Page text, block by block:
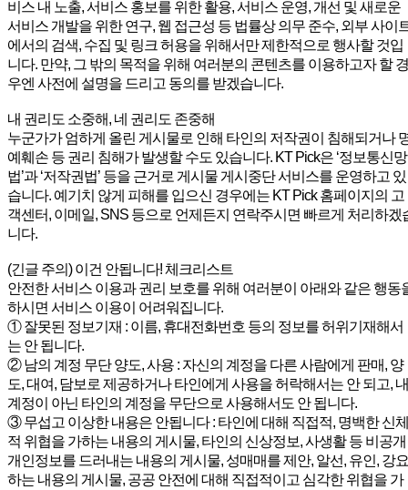
비스 내 노출, 서비스 홍보를 위한 활용, 서비스 운영, 개선 및 새로운
서비스 개발을 위한 연구, 웹 접근성 등 법률상 의무 준수, 외부 사이
에서의 검색, 수집 및 링크 허용을 위해서만 제한적으로 행사할 것입
니다. 만약, 그 밖의 목적을 위해 여러분의 콘텐츠를 이용하고자 할 경
우엔 사전에 설명을 드리고 동의를 받겠습니다.
내 권리도 소중해, 네 권리도 존중해
누군가가 엄하게 올린 게시물로 인해 타인의 저작권이 침해되거나
예훼손 등 권리 침해가 발생할 수도 있습니다. KT Pick은 ‘정보통신망
법’과 ‘저작권법’ 등을 근거로 게시물 게시중단 서비스를 운영하고 있
습니다. 예기치 않게 피해를 입으신 경우에는 KT Pick 홈페이지의 고
객센터, 이메일, SNS 등으로 언제든지 연락주시면 빠르게 처리하겠
니다.
(긴글 주의) 이건 안됩니다! 체크리스트
안전한 서비스 이용과 권리 보호를 위해 여러분이 아래와 같은 행동
하시면 서비스 이용이 어려워집니다.
① 잘못된 정보기재 : 이름, 휴대전화번호 등의 정보를 허위기재해서
는 안 됩니다.
② 남의 계정 무단 양도, 사용 : 자신의 계정을 다른 사람에게 판매, 양
도, 대여, 담보로 제공하거나 타인에게 사용을 허락해서는 안 되고, 내
계정이 아닌 타인의 계정을 무단으로 사용해서도 안 됩니다.
③ 무섭고 이상한 내용은 안됩니다 : 타인에 대해 직접적, 명백한 신체
적 위협을 가하는 내용의 게시물, 타인의 신상정보, 사생활 등 비공개
개인정보를 드러내는 내용의 게시물, 성매매를 제안, 알선, 유인, 강요
하는 내용의 게시물, 공공 안전에 대해 직접적이고 심각한 위협을 가